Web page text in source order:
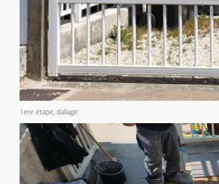
1ere étape, dallage: